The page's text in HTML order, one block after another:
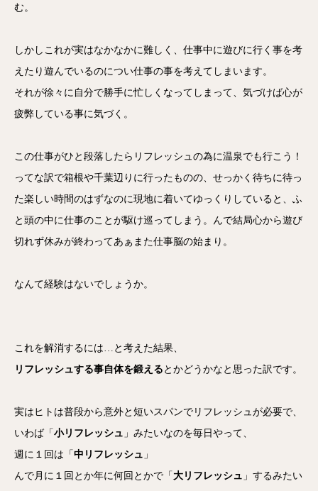
む。
しかしこれが実はなかなかに難しく、仕事中に遊びに行く事を考
えたり遊んでいるのについ仕事の事を考えてしまいます。
それが徐々に自分で勝手に忙しくなってしまって、気づけば心が
疲弊している事に気づく。
この仕事がひと段落したらリフレッシュの為に温泉でも行こう！
ってな訳で箱根や千葉辺りに行ったものの、せっかく待ちに待っ
た楽しい時間のはずなのに現地に着いてゆっくりしていると、ふ
と頭の中に仕事のことが駆け巡ってしまう。んで結局心から遊び
切れず休みが終わってあぁまた仕事脳の始まり。
なんて経験はないでしょうか。
これを解消するには…と考えた結果、
リフレッシュする事自体を鍛える とかどうかなと思った訳です。
実はヒトは普段から意外と短いスパンでリフレッシュが必要で、
いわば「 小リフレッシュ 」みたいなのを毎日やって、
週に１回は「 中リフレッシュ 」
んで月に１回とか年に何回とかで「 大リフレッシュ 」するみたい